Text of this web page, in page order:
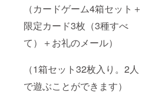
（カードゲーム4箱セット＋
限定カード3枚（3種すべ
て）＋お礼のメール）
（1箱セット32枚入り。2人
で遊ぶことができます）